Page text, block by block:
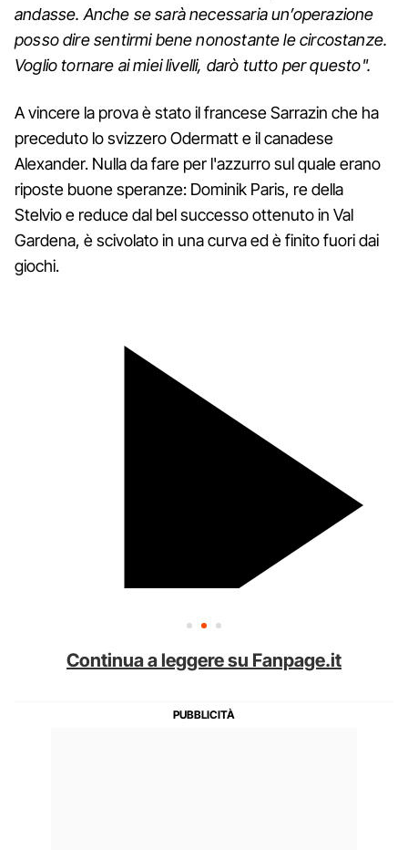
andasse. Anche se sarà necessaria un’operazione
posso dire sentirmi bene nonostante le circostanze.
Voglio tornare ai miei livelli, darò tutto per questo".
A vincere la prova è stato il francese Sarrazin che ha
preceduto lo svizzero Odermatt e il canadese
Alexander. Nulla da fare per l'azzurro sul quale erano
riposte buone speranze: Dominik Paris, re della
Stelvio e reduce dal bel successo ottenuto in Val
Gardena, è scivolato in una curva ed è finito fuori dai
giochi.
Continua a leggere su Fanpage.it